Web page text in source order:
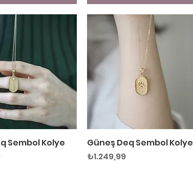
Hızlı Bakış
Sembol Kolye
Hızlı Bakış
Güneş Deq Sembol Kolye
Fiyat
₺1.249,99